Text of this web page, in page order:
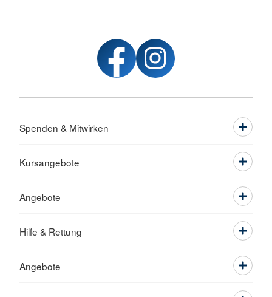
Spenden & Mitwirken
Kursangebote
Angebote
Hilfe & Rettung
Angebote